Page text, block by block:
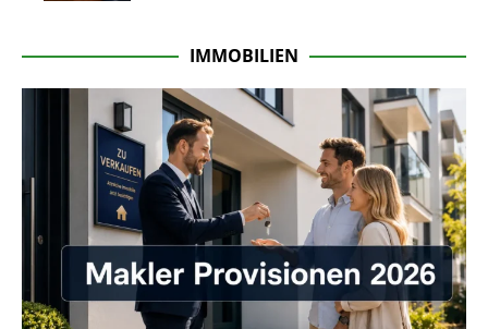
IMMOBILIEN